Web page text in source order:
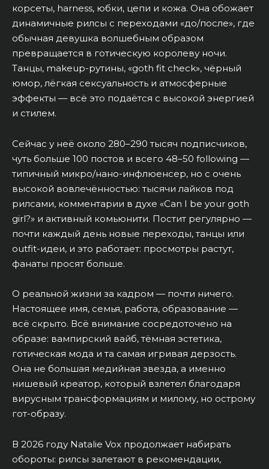
корсеты, harness, юбки, цепи и кожа. Она обожает
динамичные рилсы с переходами «до/после», где
обычная девушка волшебным образом
превращается в готическую королеву ночи.
Танцы, makeup-рутины, «goth fit check», чёрный
юмор, лёгкая сексуальность и атмосферные
эффекты — всё это подаётся с высокой энергией
и стилем.
Сейчас у неё около 280–290 тысяч подписчиков,
чуть больше 100 постов и всего 48–50 following —
типичный микро/нано-инфлюенсер, но с очень
высокой вовлечённостью: тысячи лайков под
рилсами, комментарии в духе «Can I be your goth
girl?» и активный комьюнити. Постит регулярно —
почти каждый день новые переходы, танцы или
outfit-идеи, и это работает: просмотры растут,
фанаты просят больше.
О реальной жизни за кадром — почти ничего.
Настоящее имя, семья, работа, образование —
всё скрыто. Всё внимание сосредоточено на
образе: вампирский вайб, тёмная эстетика,
готическая мода и та самая игривая дерзость.
Она не большая медийная звезда, а именно
нишевый креатор, который взлетел благодаря
вирусным трансформациям и милому, но острому
гот-образу.
В 2026 году Natalie Vox продолжает набирать
обороты: рилсы залетают в рекомендации,